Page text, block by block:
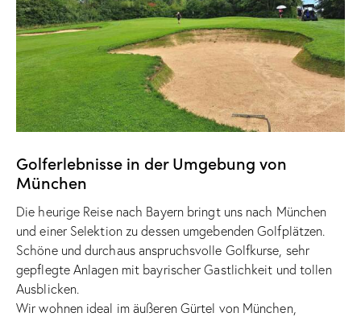
Golferlebnisse in der Umgebung von
München
Die heurige Reise nach Bayern bringt uns nach München
und einer Selektion zu dessen umgebenden Golfplätzen.
Schöne und durchaus anspruchsvolle Golfkurse, sehr
gepflegte Anlagen mit bayrischer Gastlichkeit und tollen
Ausblicken.
Wir wohnen ideal im äußeren Gürtel von München,